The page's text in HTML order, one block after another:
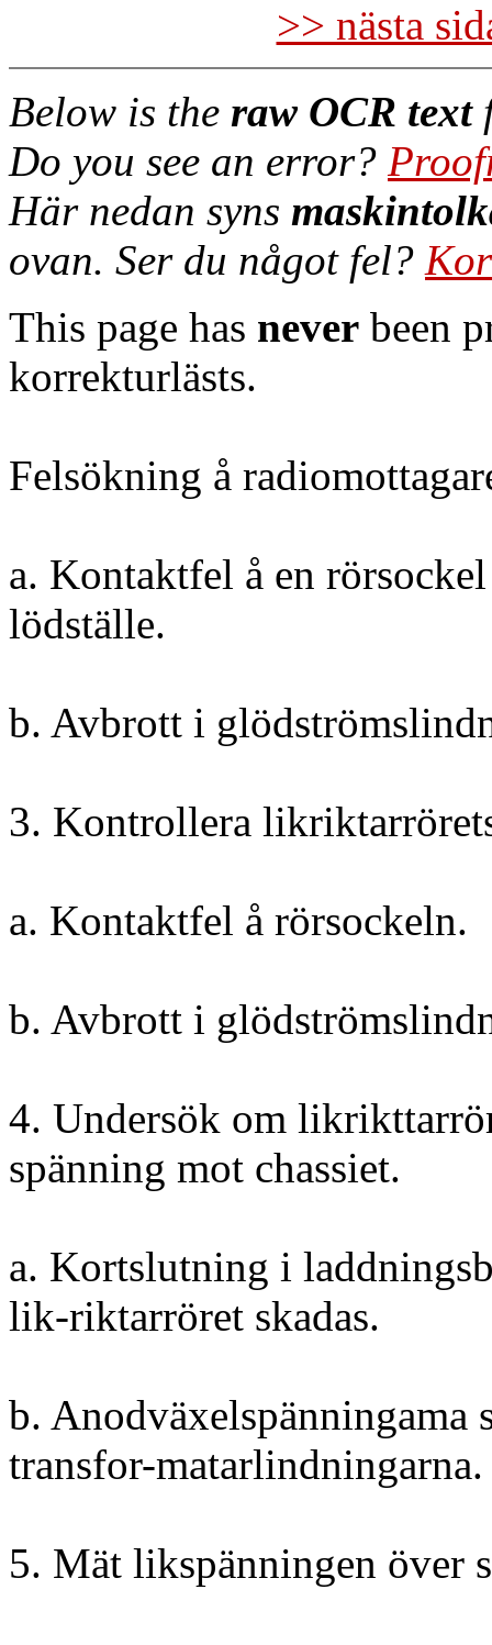
>> nästa
Below is the raw OCR text
Do you see an error?
Här nedan syns
ovan. Ser du något fel?
This page has never been
korrekturlästs.
Felsökning å
a. Kontaktfel å en
lödställe.
b. Avbrott i
3. Kontrollera
a. Kontaktfel å rörsockeln.
b. Avbrott i
4. Undersök om
spänning mot chassiet.
a. Kortslutning i
lik-riktarröret skadas.
b. Anodväxelspänningama
transfor-matarlindningarna.
5. Mät likspänningen över